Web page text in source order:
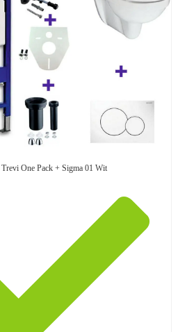
One Pack + Sigma 01 Wit